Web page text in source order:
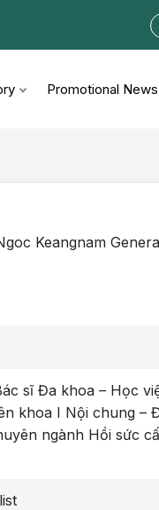
Promotional News
Keangnam
sĩ Đa khoa – Học
khoa I Nội chung –
ngành Hồi sức